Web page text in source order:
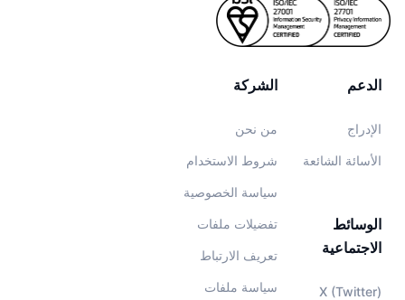
الشركة
من نحن
شروط الاستخدام
سياسة الخصوصية
تفضيلات ملفات
تعريف الارتباط
سياسة ملفات
الدعم
الإدراج
الأسائة الشائعة
الوسائط
الاجتماعية
X (Twitter)